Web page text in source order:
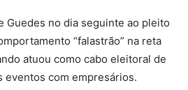
Guedes no dia seguinte ao pleito
“falastrão” na reta
atuou como cabo eleitoral de
eventos com empresários.